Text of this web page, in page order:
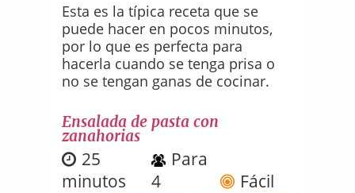
Esta es la típica receta que se
puede hacer en pocos minutos,
por lo que es perfecta para
hacerla cuando se tenga prisa o
no se tengan ganas de cocinar.
Ensalada de pasta con
zanahorias
25
minutos
Para
4
Fácil